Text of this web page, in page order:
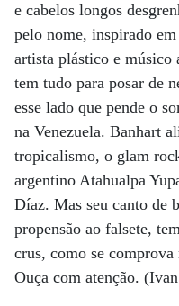
e cabelos longos
pelo nome, inspirado
artista plástico e músico
tem tudo para posar de
esse lado que pende o
na Venezuela. Banhart
tropicalismo, o glam
argentino Atahualpa
Díaz. Mas seu canto de
propensão ao falsete,
crus, como se
Ouça com atenção.